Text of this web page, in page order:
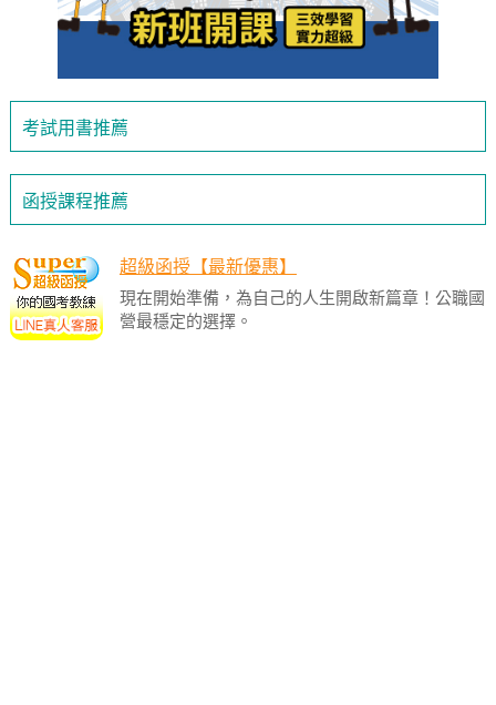
考試用書推薦
函授課程推薦
超級函授【最新優惠】
現在開始準備，為自己的人生開啟新篇章！公職國
營最穩定的選擇。